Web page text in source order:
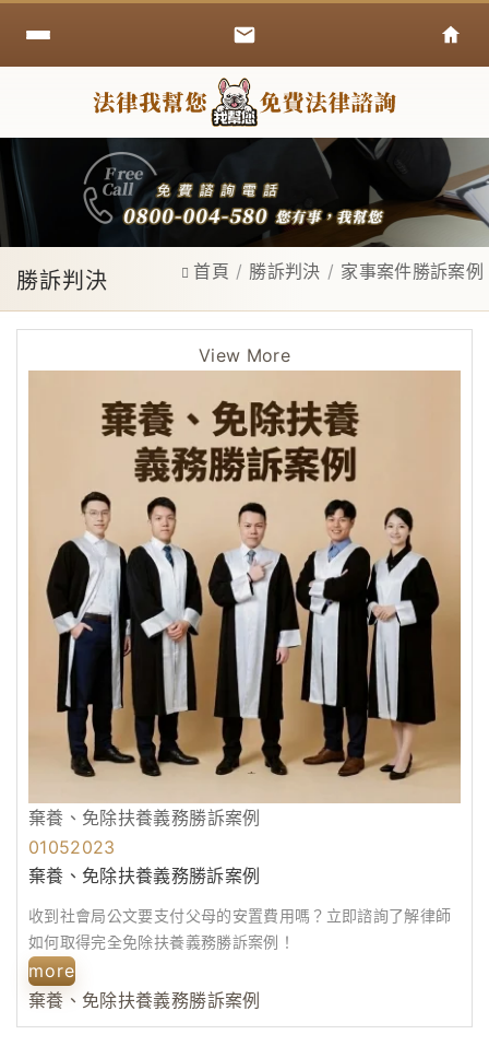
勝訴判決 首頁 勝訴判決 家事案件勝訴案例
View More
棄養、免除扶養義務勝訴案例
01052023
棄養、免除扶養義務勝訴案例
收到社會局公文要支付父母的安置費用嗎？立即諮詢了解律師
如何取得完全免除扶養義務勝訴案例！
more
棄養、免除扶養義務勝訴案例